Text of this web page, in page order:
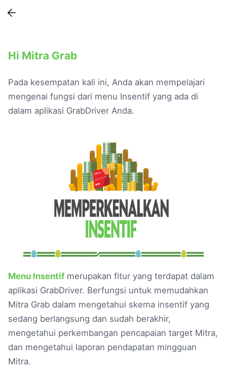
Hi Mitra Grab
Pada kesempatan kali ini, Anda akan mempelajari
mengenai fungsi dari menu Insentif yang ada di
dalam aplikasi GrabDriver Anda.
Menu Insentifmerupakan fitur yang terdapat dalam
aplikasi GrabDriver. Berfungsi untuk memudahkan
Mitra Grab dalam mengetahui skema insentif yang
sedang berlangsung dan sudah berakhir,
mengetahui perkembangan pencapaian target Mitra,
dan mengetahui laporan pendapatan mingguan
Mitra.